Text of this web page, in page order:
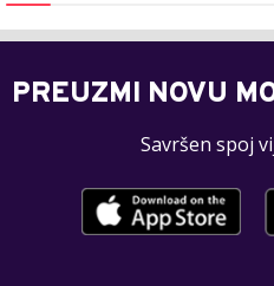
PREUZMI NOVU
Savršen spoj